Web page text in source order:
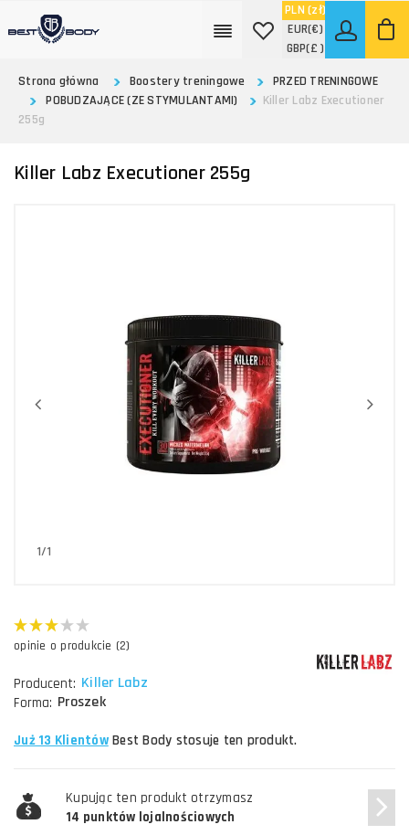
PLN (zł)
EUR(€)
GBP(£ )
Strona główna
Boostery treningowe
PRZED TRENINGOWE
POBUDZAJĄCE (ZE STYMULANTAMI)
Killer Labz Executioner
255g
Killer Labz Executioner 255g
1/1
opinie o produkcie (2)
Producent: Killer Labz
Forma: Proszek
Już 13 KlientówBest Body stosuje ten produkt.
Kupując ten produkt otrzymasz
14 punktów lojalnościowych